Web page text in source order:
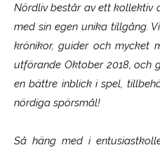
Nördliv består av ett kollektiv
med sin egen unika tillgång.
krönikor, guider och mycket
utförande Oktober 2018,
en bättre inblick i spel,
nördiga spörsmål!
Så häng med i